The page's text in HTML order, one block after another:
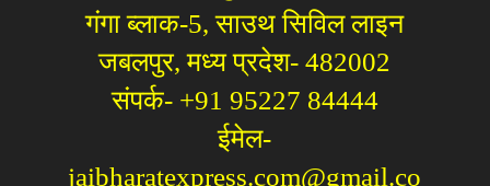
गंगा ब्लाक-5, साउथ सिविल लाइन
जबलपुर, मध्य प्रदेश- 482002
संपर्क- +91 95227 84444
ईमेल-
jaibharatexpress.com@gmail.co